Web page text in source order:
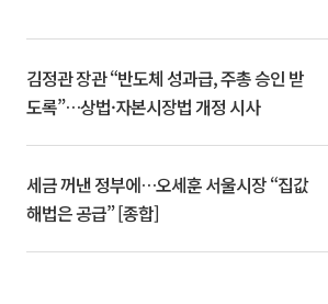
김정관 장관 “반도체 성과급, 주총 승인 받
도록”…상법·자본시장법 개정 시사
세금 꺼낸 정부에…오세훈 서울시장 “집값
해법은 공급” [종합]